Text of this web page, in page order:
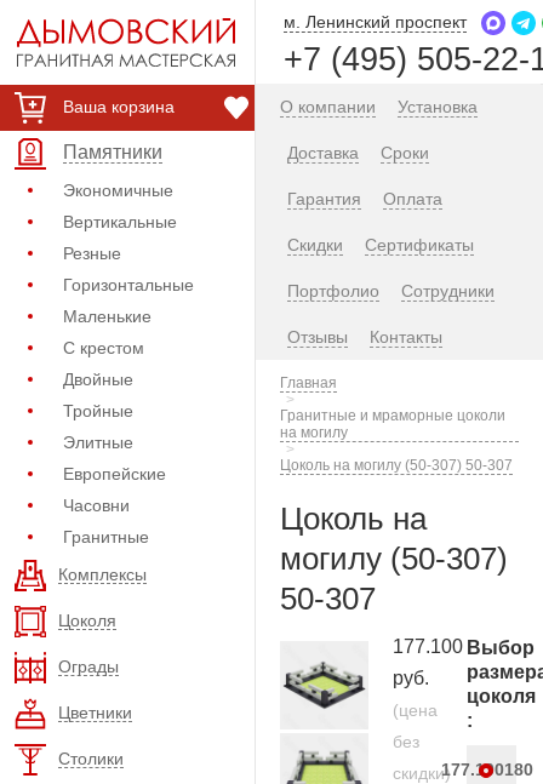
Ваша корзина
Памятники
Экономичные
Вертикальные
Резные
Горизонтальные
Маленькие
С крестом
Двойные
Тройные
Элитные
Европейские
Часовни
Гранитные
Комплексы
Цоколя
Ограды
Цветники
Столики
м. Ленинский проспект
+7 (495) 505-22-
О компании Установка
Доставка Сроки
Гарантия Оплата
Скидки Сертификаты
Портфолио Сотрудники
Отзывы Контакты
Главная
Гранитные и мраморные цоколи
на могилу
Цоколь на могилу (50-307) 50-307
Цоколь на
могилу (50-307)
50-307
177.100
руб.
(цена
без
скидки)
Выбор
цоколя
:
177.100180